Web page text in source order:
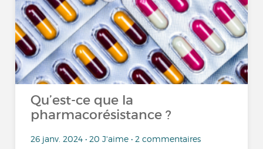
Qu’est-ce que la
pharmacorésistance ?
26 janv. 2024 • 20 J'aime • 2 commentaires